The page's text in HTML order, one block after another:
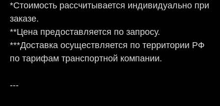
*Стоимость рассчитывается индивидуально при
заказе.
**Цена предоставляется по запросу.
***Доставка осуществляется по территории РФ
по тарифам транспортной компании.
---